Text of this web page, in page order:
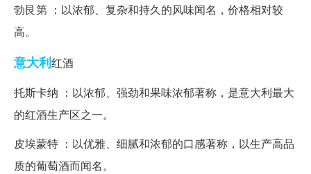
勃艮第 ：以浓郁、复杂和持久的风味闻名，价格相对较
高。
意大利红酒
托斯卡纳 ：以浓郁、强劲和果味浓郁著称，是意大利最大
的红酒生产区之一。
皮埃蒙特 ：以优雅、细腻和浓郁的口感著称，以生产高品
质的葡萄酒而闻名。